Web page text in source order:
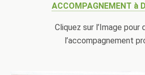
ACCOMPAGNEMENT à
Cliquez sur l’Image pour
l’accompagnement